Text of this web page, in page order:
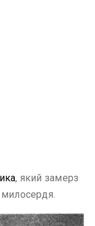
, який замерз
милосердя.